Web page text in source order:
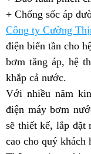
+ Chống sốc áp
Công ty Cường
điện biến tần cho
bơm tăng áp, hệ
khắp cả nước.
Với nhiều năm
điện máy bơm
sẽ thiết kế, lắp đặt
cao cho quý khách